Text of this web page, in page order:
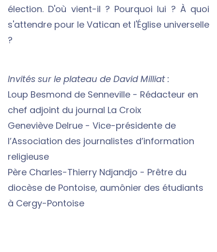
élection. D'où vient-il ? Pourquoi lui ? À quoi
s'attendre pour le Vatican et l'Église universelle
?
Invités sur le plateau de David Milliat :
Loup Besmond de Senneville - Rédacteur en
chef adjoint du journal La Croix
Geneviève Delrue - Vice-présidente de
l’Association des journalistes d’information
religieuse
Père Charles-Thierry Ndjandjo - Prêtre du
diocèse de Pontoise, aumônier des étudiants
à Cergy-Pontoise